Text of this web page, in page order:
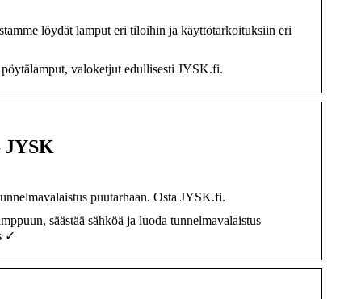
löydät lamput eri tiloihin ja käyttötarkoituksiin eri
valoketjut edullisesti JYSK.fi.
JYSK
puutarhaan. Osta JYSK.fi.
säästää sähköä ja luoda tunnelmavalaistus
✓